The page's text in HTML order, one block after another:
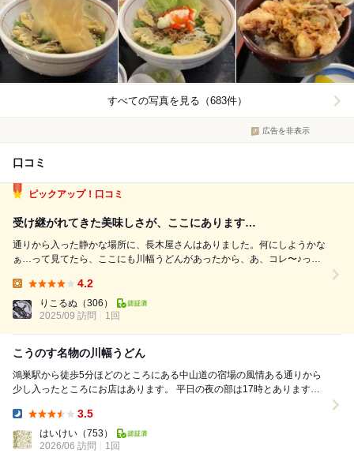
すべての写真を見る（683件）
広告を非表示
口コミ
ピックアップ！口コミ
受け継がれてきた美味しさが、ここにあります…
通りから入った静かな場所に、長木屋さんはありました。何にしようかな
ぁ…って見てたら、ここにも川幅うどんがあったから、あ、コレ〜♪って
冷やしにしました。 オーダーが入ってから茹で始めるそうなので、頼ん
ですぐには来ませんでした...
4.2
りこるぬ （306）
2025/09 訪問
1回
こうのす名物の川幅うどん
鴻巣駅から徒歩5分ほどのところにある中山道の宿場の風情ある通りから
少し入ったところにお店はあります。 平日の夜の部は17時とありますが
3.5
はいけい （753）
2026/06 訪問
1回